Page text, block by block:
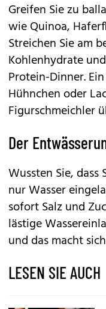
Greifen Sie zu
wie Quinoa,
Streichen Sie am
Kohlenhydrate
Protein-Dinner.
Hühnchen oder
Figurschmeichler
Der
Wussten Sie,
nur Wasser
sofort Salz und
lästige
und das macht
LESEN SIE AUCH